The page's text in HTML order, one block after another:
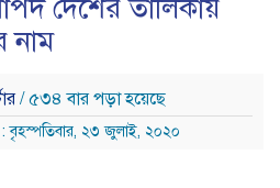
দেশের তালিকায়
নাম
/ ৫৩৪ বার পড়া হয়েছে
বৃহস্পতিবার, ২৩ জুলাই, ২০২০